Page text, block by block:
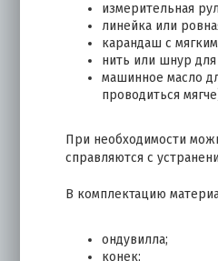
измерительная
линейка или
карандаш с
нить или шнур
машинное масло
проводиться
При необходимости
справляются с
В комплектацию
ондувилла;
конек;